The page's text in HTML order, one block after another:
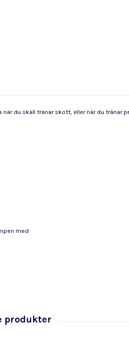
du skall tränar skott, eller när du tränar
med